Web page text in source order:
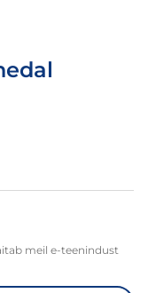
meil e-teenindust